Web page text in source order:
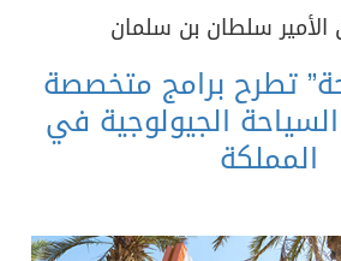
الأمير سلطان بن سلمان
تطرح برامج متخصصة
الجيولوجية في
المملكة